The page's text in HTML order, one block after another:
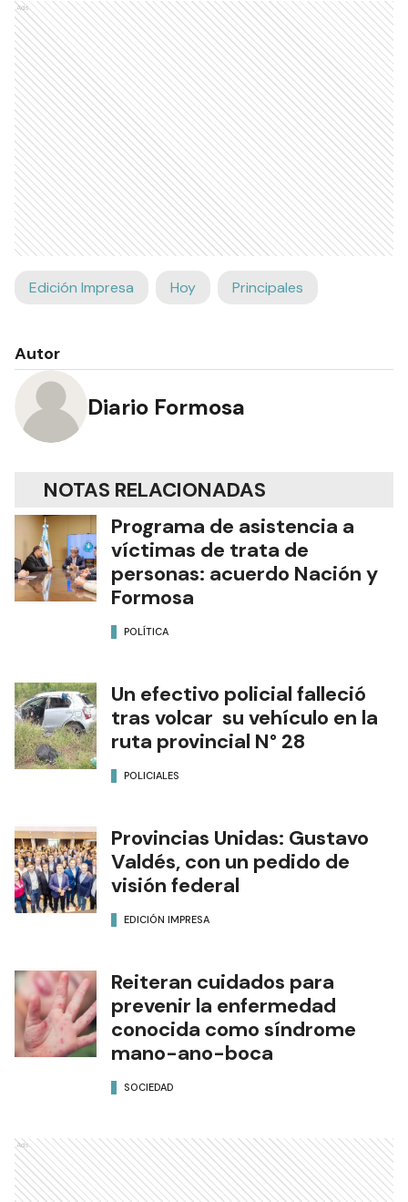
Ads
Edición Impresa Hoy Principales
Autor
Diario Formosa
NOTAS RELACIONADAS
Programa de asistencia a
víctimas de trata de
personas: acuerdo Nación y
Formosa
POLÍTICA
Un efectivo policial falleció
tras volcar su vehículo en la
ruta provincial N° 28
POLICIALES
Provincias Unidas: Gustavo
Valdés, con un pedido de
visión federal
EDICIÓN IMPRESA
Reiteran cuidados para
prevenir la enfermedad
conocida como síndrome
mano-ano-boca
SOCIEDAD
Ads